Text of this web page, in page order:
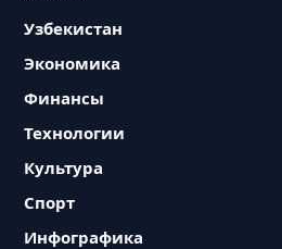
Узбекистан
Экономика
Финансы
Технологии
Культура
Спорт
Инфографика